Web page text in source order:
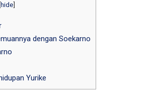
[hide]
dengan Soekarno
Yurike